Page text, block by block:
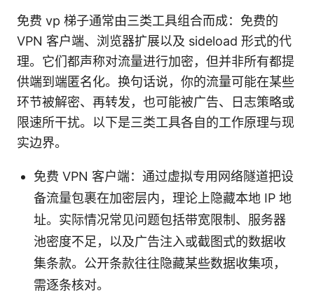
免费 vp 梯子通常由三类工具组合而成：免费的
VPN 客户端、浏览器扩展以及 sideload 形式的代
理。它们都声称对流量进行加密，但并非所有都提
供端到端匿名化。换句话说，你的流量可能在某些
环节被解密、再转发，也可能被广告、日志策略或
限速所干扰。以下是三类工具各自的工作原理与现
实边界。
免费 VPN 客户端：通过虚拟专用网络隧道把设
备流量包裹在加密层内，理论上隐藏本地 IP 地
址。实际情况常见问题包括带宽限制、服务器
池密度不足，以及广告注入或截图式的数据收
集条款。公开条款往往隐藏某些数据收集项，
需逐条核对。